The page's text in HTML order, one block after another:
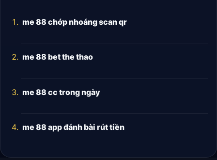
me 88 chớp nhoáng scan qr
me 88 bet the thao
me 88 cc trong ngày
me 88 app đánh bài rút tiền